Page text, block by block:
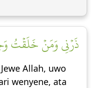
ذَرۡنِي وَمَنۡ خَلَقۡتُ
Allah, uwo
wenyene, ata